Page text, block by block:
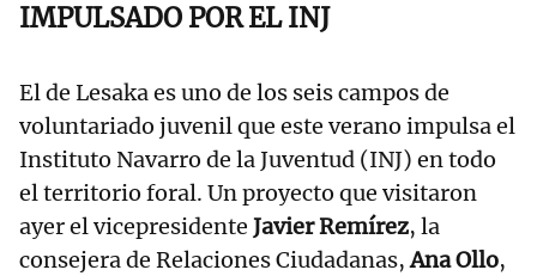
IMPULSADO POR EL INJ
El de Lesaka es uno de los seis campos de
voluntariado juvenil que este verano impulsa el
Instituto Navarro de la Juventud (INJ) en todo
el territorio foral. Un proyecto que visitaron
ayer el vicepresidente Javier Remírez, la
consejera de Relaciones Ciudadanas,Ana Ollo,